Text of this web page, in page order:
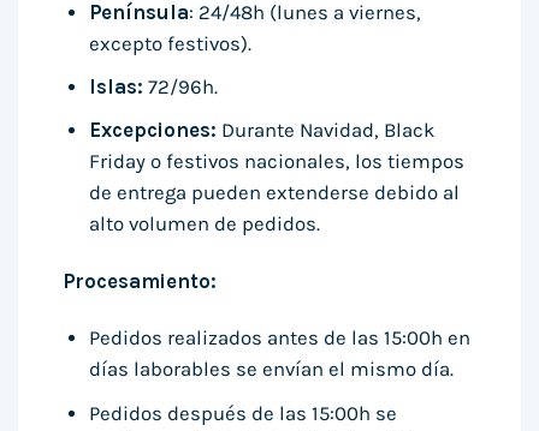
Península: 24/48h (lunes a viernes,
excepto festivos).
Islas: 72/96h.
Excepciones: Durante Navidad, Black
Friday o festivos nacionales, los tiempos
de entrega pueden extenderse debido al
alto volumen de pedidos.
Procesamiento:
Pedidos realizados antes de las 15:00h en
días laborables se envían el mismo día.
Pedidos después de las 15:00h se